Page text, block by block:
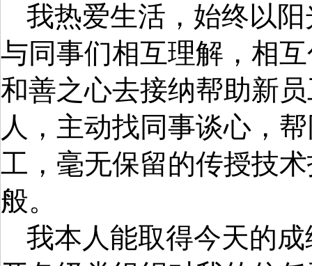
我热爱生活，始终以
与同事们相互理解，相
和善之心去接纳帮助新
人，主动找同事谈心，
工，毫无保留的传授技
般。
我本人能取得今天的